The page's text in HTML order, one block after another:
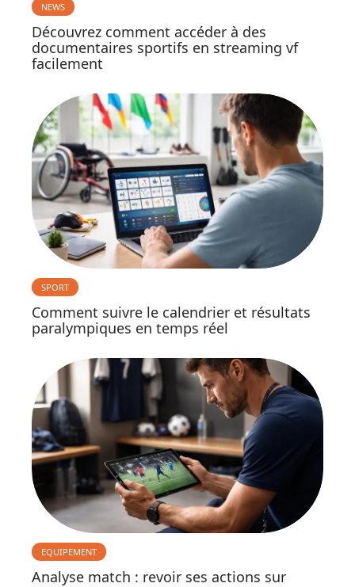
NEWS
Découvrez comment accéder à des
documentaires sportifs en streaming vf
facilement
SPORT
Comment suivre le calendrier et résultats
paralympiques en temps réel
EQUIPEMENT
Analyse match : revoir ses actions sur